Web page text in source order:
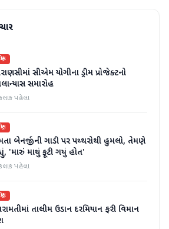
સીએમ યોગીના ડ્રીમ પ્રોજેક્ટનો
સમારોહ
પહેલા
બેનર્જીની ગાડી પર પથ્થરોથી હુમલો, તેમણે
'મારું માથું ફૂટી ગયું હોત'
પહેલા
તાલીમ ઉડાન દરમિયાન ફરી વિમાન